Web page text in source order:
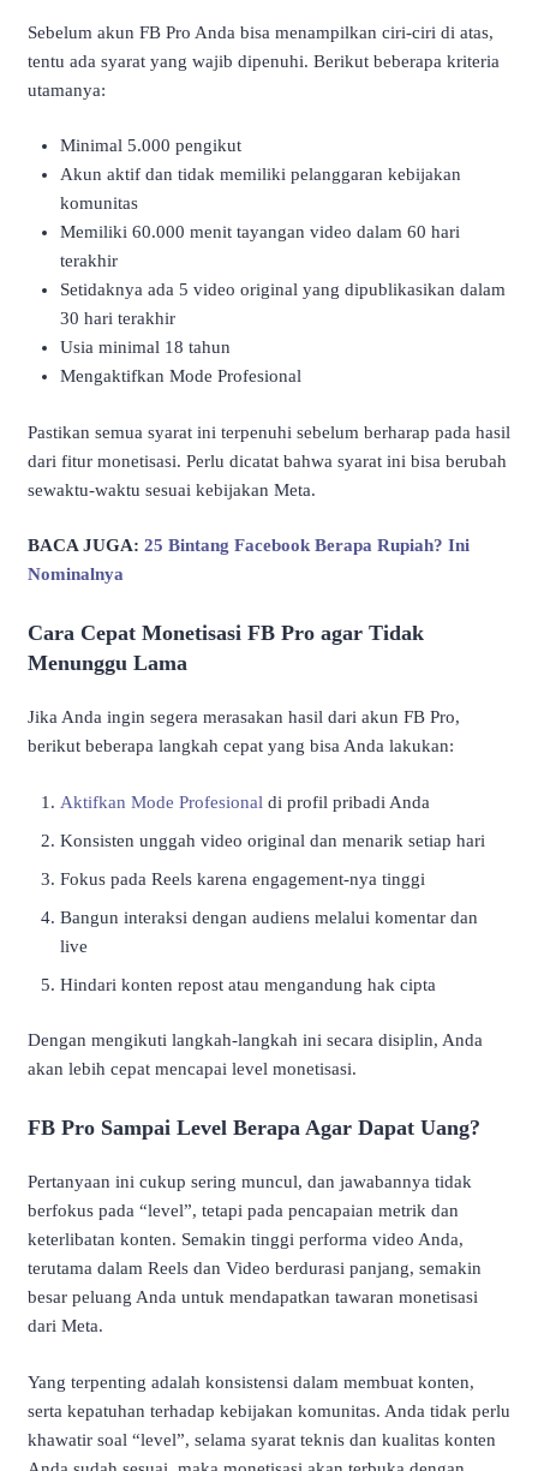
Sebelum akun FB Pro Anda bisa menampilkan ciri-ciri di atas,
tentu ada syarat yang wajib dipenuhi. Berikut beberapa kriteria
utamanya:
Minimal 5.000 pengikut
Akun aktif dan tidak memiliki pelanggaran kebijakan
komunitas
Memiliki 60.000 menit tayangan video dalam 60 hari
terakhir
Setidaknya ada 5 video original yang dipublikasikan dalam
30 hari terakhir
Usia minimal 18 tahun
Mengaktifkan Mode Profesional
Pastikan semua syarat ini terpenuhi sebelum berharap pada hasil
dari fitur monetisasi. Perlu dicatat bahwa syarat ini bisa berubah
sewaktu-waktu sesuai kebijakan Meta.
BACA JUGA: 25 Bintang Facebook Berapa Rupiah? Ini
Nominalnya
Cara Cepat Monetisasi FB Pro agar Tidak
Menunggu Lama
Jika Anda ingin segera merasakan hasil dari akun FB Pro,
berikut beberapa langkah cepat yang bisa Anda lakukan:
Aktifkan Mode Profesional di profil pribadi Anda
Konsisten unggah video original dan menarik setiap hari
Fokus pada Reels karena engagement-nya tinggi
Bangun interaksi dengan audiens melalui komentar dan
live
Hindari konten repost atau mengandung hak cipta
Dengan mengikuti langkah-langkah ini secara disiplin, Anda
akan lebih cepat mencapai level monetisasi.
FB Pro Sampai Level Berapa Agar Dapat Uang?
Pertanyaan ini cukup sering muncul, dan jawabannya tidak
berfokus pada “level”, tetapi pada pencapaian metrik dan
keterlibatan konten. Semakin tinggi performa video Anda,
terutama dalam Reels dan Video berdurasi panjang, semakin
besar peluang Anda untuk mendapatkan tawaran monetisasi
dari Meta.
Yang terpenting adalah konsistensi dalam membuat konten,
serta kepatuhan terhadap kebijakan komunitas. Anda tidak perlu
khawatir soal “level”, selama syarat teknis dan kualitas konten